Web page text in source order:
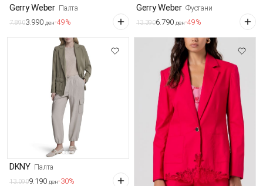
Gerry Weber Палта
7.8903.990 ден-49%
Gerry Weber Фустани
13.3906.790 ден-49%
DKNY Палта
13.0909.190 ден-30%